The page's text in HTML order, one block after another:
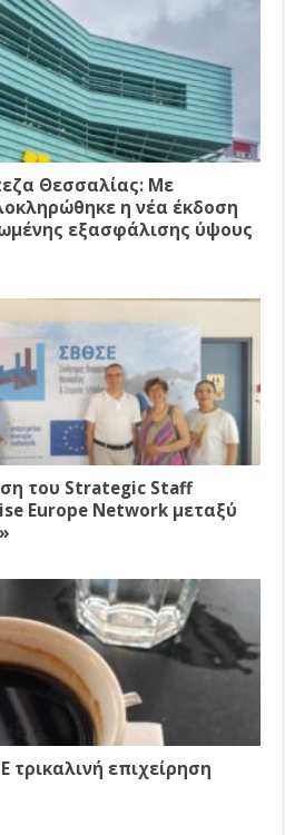
Θεσσαλίας: Με
η νέα έκδοση
εξασφάλισης ύψους
του Strategic Staff
Europe Network μεταξύ
τρικαλινή επιχείρηση